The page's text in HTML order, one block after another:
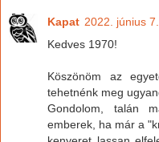
Kapat 2022. június
Kedves 1970!
Köszönöm az
tehetnénk meg
Gondolom, talán
emberek, ha már a